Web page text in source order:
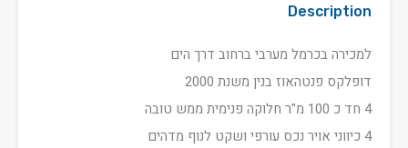
Description
למכירה בכרמל מערבי ברחוב דרך הים
דופלקס פנטהאוז בנין משנת 2000
4 חד כ 100 מ"ר חלוקה פנימית ממש טובה
4 כיווני אויר נכס עורפי ושקט לנוף מדהים